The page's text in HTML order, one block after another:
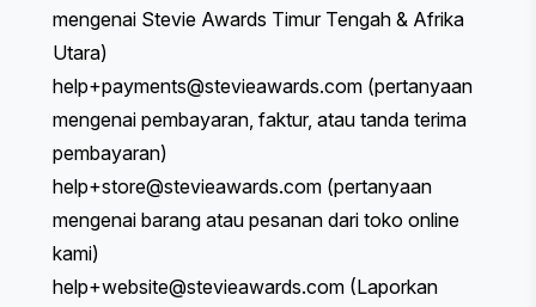
mengenai Stevie Awards Timur Tengah & Afrika
Utara)
help+payments@stevieawards.com (pertanyaan
mengenai pembayaran, faktur, atau tanda terima
pembayaran)
help+store@stevieawards.com (pertanyaan
mengenai barang atau pesanan dari toko online
kami)
help+website@stevieawards.com (Laporkan